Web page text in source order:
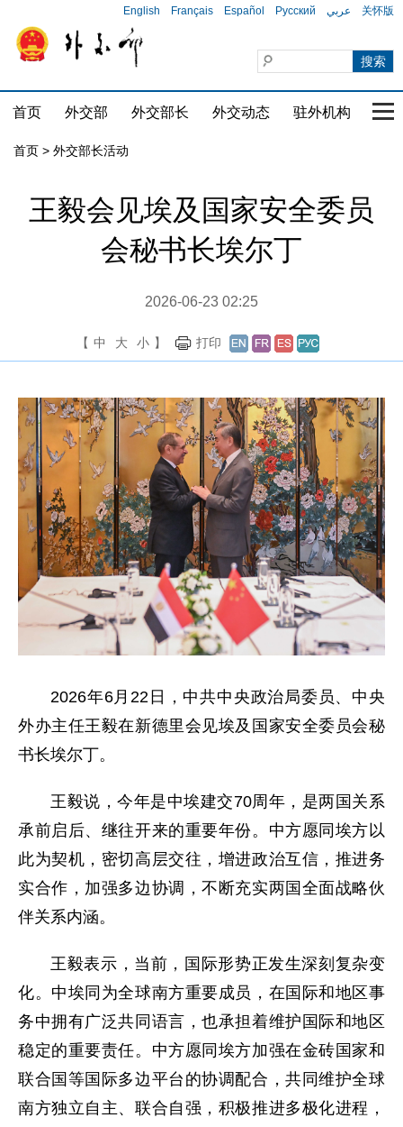
English Français Español Русский عربي 关怀版
首页 外交部 外交部长 外交动态 驻外机构 国
首页 > 外交部长活动
王毅会见埃及国家安全委员
会秘书长埃尔丁
2026-06-23 02:25
【 中 大 小 】 打印
2026年6月22日，中共中央政治局委员、中央
外办主任王毅在新德里会见埃及国家安全委员会秘
书长埃尔丁。
王毅说，今年是中埃建交70周年，是两国关系
承前启后、继往开来的重要年份。中方愿同埃方以
此为契机，密切高层交往，增进政治互信，推进务
实合作，加强多边协调，不断充实两国全面战略伙
伴关系内涵。
王毅表示，当前，国际形势正发生深刻复杂变
化。中埃同为全球南方重要成员，在国际和地区事
务中拥有广泛共同语言，也承担着维护国际和地区
稳定的重要责任。中方愿同埃方加强在金砖国家和
联合国等国际多边平台的协调配合，共同维护全球
南方独立自主、联合自强，积极推进多极化进程，